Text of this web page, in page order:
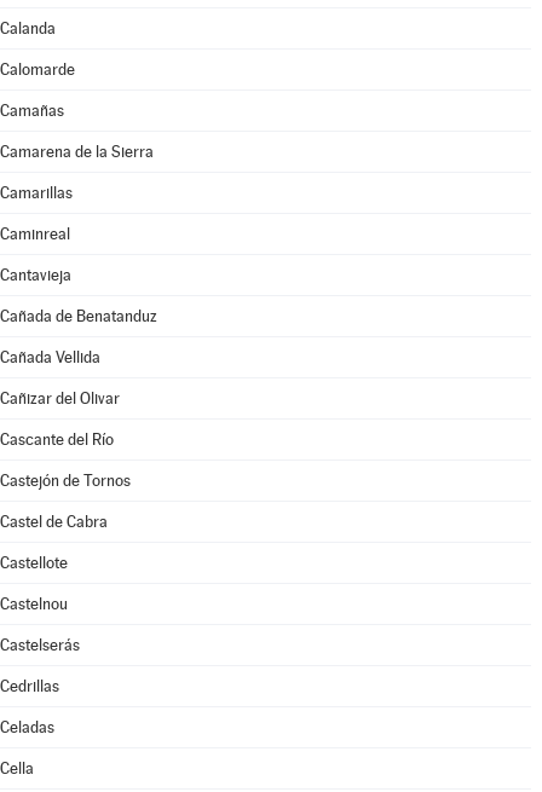
Calanda
Calomarde
Camañas
Camarena de la Sierra
Camarillas
Caminreal
Cantavieja
Cañada de Benatanduz
Cañada Vellida
Cañizar del Olivar
Cascante del Río
Castejón de Tornos
Castel de Cabra
Castellote
Castelnou
Castelserás
Cedrillas
Celadas
Cella